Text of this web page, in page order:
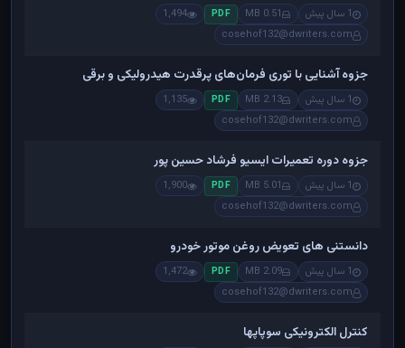
1 سال پیش 0.51 MB
PDF
1,494
cosehof132@dwriters.com
جزوه آشنایی با توری فرمان‌های پرقدرت هیدرولیکی و برقی
1 سال پیش 2.13 MB
PDF
1,135
cosehof132@dwriters.com
جزوه دوره تعمیرات ایسیو فرشاد حسین پور
1 سال پیش 5.01 MB
PDF
1,900
cosehof132@dwriters.com
دانستنی های تعویض روغن موتور خودرو
1 سال پیش 2.09 MB
PDF
1,472
cosehof132@dwriters.com
کنترل الکترونیکی سوپاپها